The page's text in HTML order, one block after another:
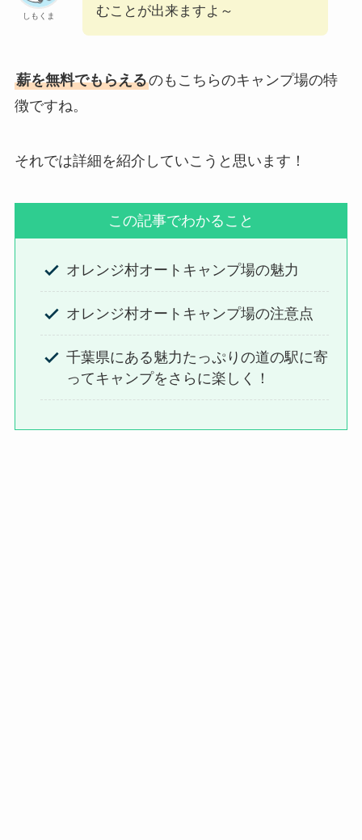
しもくま
むことが出来ますよ～
薪を無料でもらえるのもこちらのキャンプ場の特
徴ですね。
それでは詳細を紹介していこうと思います！
この記事でわかること
オレンジ村オートキャンプ場の魅力
オレンジ村オートキャンプ場の注意点
千葉県にある魅力たっぷりの道の駅に寄
ってキャンプをさらに楽しく！